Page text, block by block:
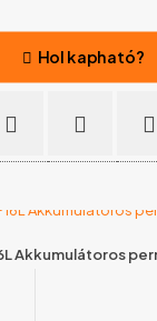
Hol kapható?
Akkumulátoros